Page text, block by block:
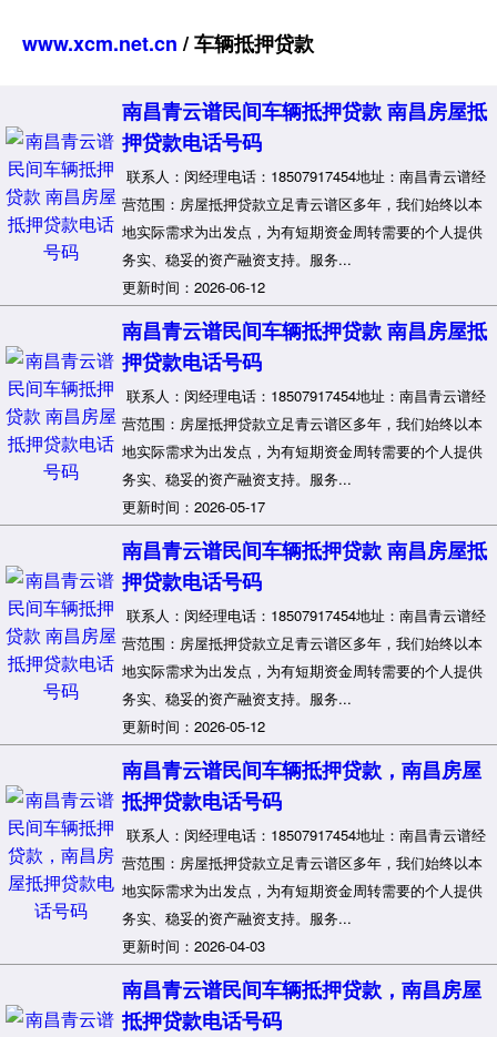
www.xcm.net.cn / 车辆抵押贷款
南昌青云谱民间车辆抵押贷款 南昌房屋抵
押贷款电话号码
联系人：闵经理电话：18507917454地址：南昌青云谱经
营范围：房屋抵押贷款立足青云谱区多年，我们始终以本
地实际需求为出发点，为有短期资金周转需要的个人提供
务实、稳妥的资产融资支持。服务...
更新时间：2026-06-12
南昌青云谱民间车辆抵押贷款 南昌房屋抵
押贷款电话号码
联系人：闵经理电话：18507917454地址：南昌青云谱经
营范围：房屋抵押贷款立足青云谱区多年，我们始终以本
地实际需求为出发点，为有短期资金周转需要的个人提供
务实、稳妥的资产融资支持。服务...
更新时间：2026-05-17
南昌青云谱民间车辆抵押贷款 南昌房屋抵
押贷款电话号码
联系人：闵经理电话：18507917454地址：南昌青云谱经
营范围：房屋抵押贷款立足青云谱区多年，我们始终以本
地实际需求为出发点，为有短期资金周转需要的个人提供
务实、稳妥的资产融资支持。服务...
更新时间：2026-05-12
南昌青云谱民间车辆抵押贷款，南昌房屋
抵押贷款电话号码
联系人：闵经理电话：18507917454地址：南昌青云谱经
营范围：房屋抵押贷款立足青云谱区多年，我们始终以本
地实际需求为出发点，为有短期资金周转需要的个人提供
务实、稳妥的资产融资支持。服务...
更新时间：2026-04-03
南昌青云谱民间车辆抵押贷款，南昌房屋
抵押贷款电话号码